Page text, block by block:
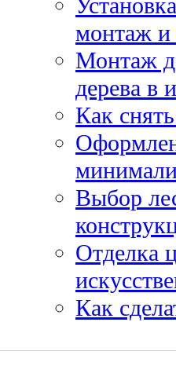
монтаж и
Монтаж
дерева в
Как
Выбор
Отделка
Как